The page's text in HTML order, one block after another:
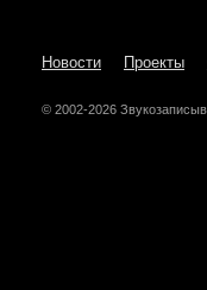
Новости Проекты
© 2002-2026